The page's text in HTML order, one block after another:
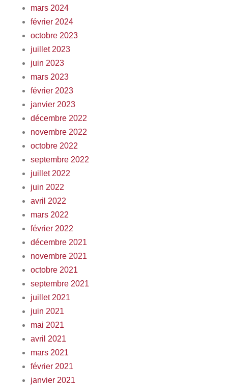
mars 2024
février 2024
octobre 2023
juillet 2023
juin 2023
mars 2023
février 2023
janvier 2023
décembre 2022
novembre 2022
octobre 2022
septembre 2022
juillet 2022
juin 2022
avril 2022
mars 2022
février 2022
décembre 2021
novembre 2021
octobre 2021
septembre 2021
juillet 2021
juin 2021
mai 2021
avril 2021
mars 2021
février 2021
janvier 2021